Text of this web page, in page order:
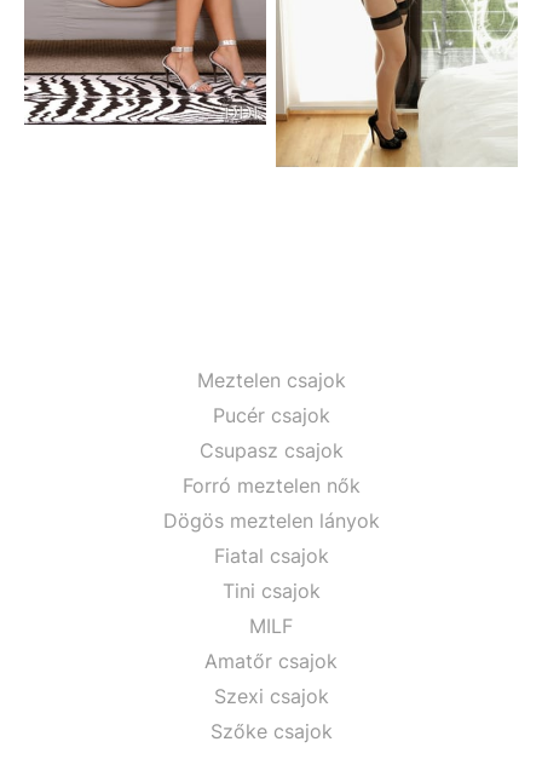
Meztelen csajok
Pucér csajok
Csupasz csajok
Forró meztelen nők
Dögös meztelen lányok
Fiatal csajok
Tini csajok
MILF
Amatőr csajok
Szexi csajok
Szőke csajok